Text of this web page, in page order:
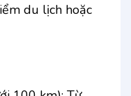
du lịch hoặc